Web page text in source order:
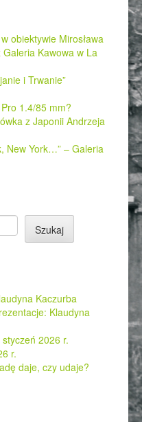
obiektywie Mirosława
Kawowa w La
i Trwanie”
1.4/85 mm?
z Japonii Andrzeja
New York…” – Galeria
Szukaj
Kaczurba
Klaudyna
2026 r.
r.
daje, czy udaje?